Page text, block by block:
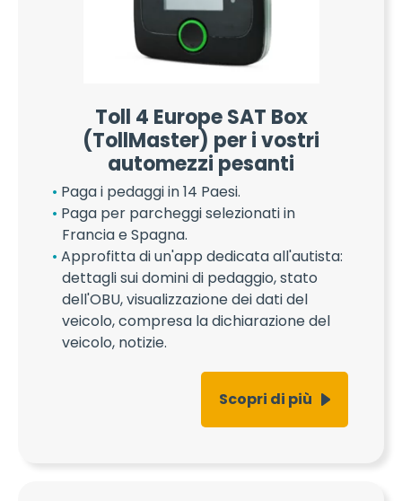
Toll 4 Europe SAT Box
(TollMaster) per i vostri
automezzi pesanti
Paga i pedaggi in 14 Paesi.
Paga per parcheggi selezionati in
Francia e Spagna.
Approfitta di un'app dedicata all'autista:
dettagli sui domini di pedaggio, stato
dell'OBU, visualizzazione dei dati del
veicolo, compresa la dichiarazione del
veicolo, notizie.
Scopri di più